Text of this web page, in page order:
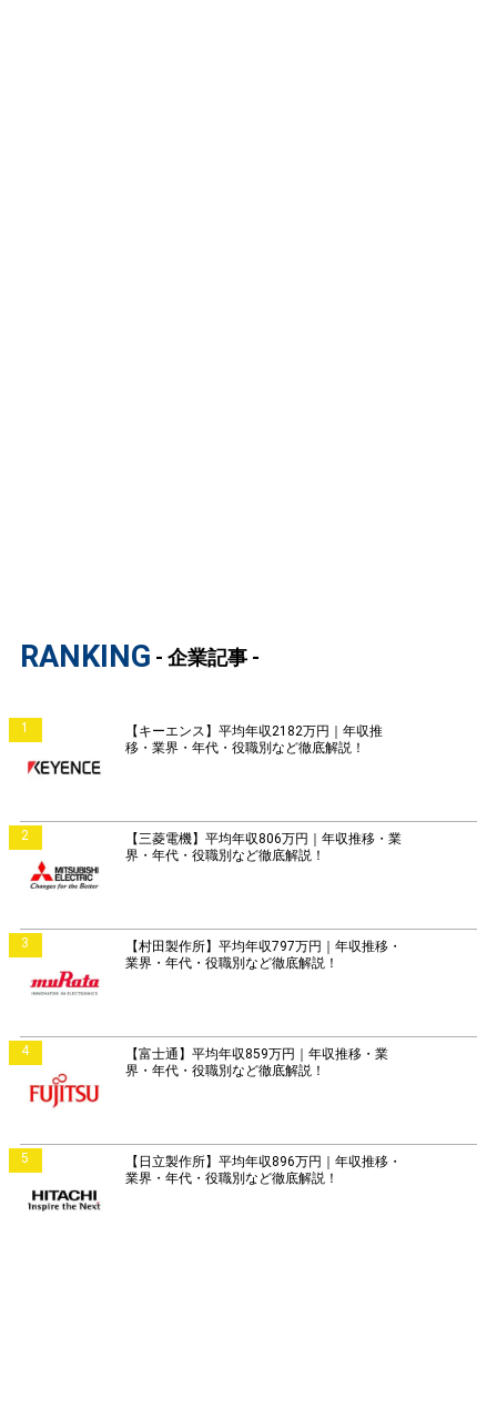
RANKING - 企業記事 -
1
【キーエンス】平均年収2182万円｜年収推
移・業界・年代・役職別など徹底解説！
2
【三菱電機】平均年収806万円｜年収推移・業
界・年代・役職別など徹底解説！
3
【村田製作所】平均年収797万円｜年収推移・
業界・年代・役職別など徹底解説！
4
【富士通】平均年収859万円｜年収推移・業
界・年代・役職別など徹底解説！
5
【日立製作所】平均年収896万円｜年収推移・
業界・年代・役職別など徹底解説！